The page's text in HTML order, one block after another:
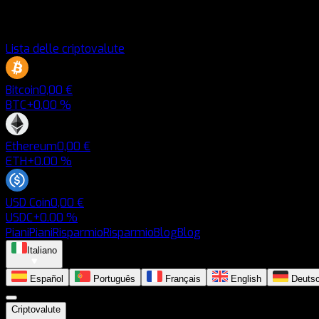
Lista delle criptovalute
Bitcoin0,00 €
BTC+0.00 %
Ethereum0,00 €
ETH+0.00 %
USD Coin0,00 €
USDC+0.00 %
PianiPianiRisparmioRisparmioBlogBlog
Italiano
Español Português Français English
Criptovalute